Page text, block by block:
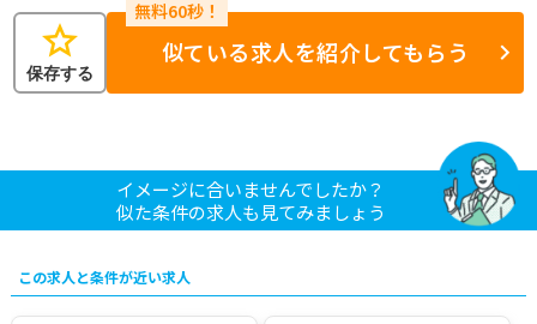
star
保存する
似ている求人を紹介してもらう
イメージに合いませんでしたか？
似た条件の求人も見てみましょう
この求人と条件が近い求人